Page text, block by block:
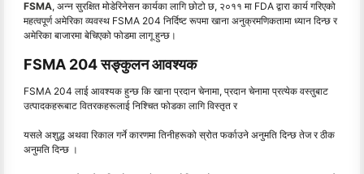
FSMA, अन्न सुरक्षित मोडेरिनेसन कार्यका लागि छोटो छ, २०११ मा FDA द्वारा कार्य गरिएको
महत्वपूर्ण अमेरिका व्यवस्थ FSMA 204 निर्दिष्ट रूपमा खाना अनुक्रमणिकतामा ध्यान दिन्छ र
अमेरिका बाजारमा बेचिएको फोडमा लागू हुन्छ।
FSMA 204 सङ्कुलन आवश्यक
FSMA 204 लाई आवश्यक हुन्छ कि खाना प्रदान चेनामा, प्रदान चेनामा प्रत्येक वस्तुबाट
उत्पादकहरूबाट वितरकहरूलाई निश्चित फोडका लागि विस्तृत र
यसले अशुद्ध अथवा रिकाल गर्ने कारणमा तिनीहरूको स्रोत फर्काउने अनुमति दिन्छ तेज र ठीक
अनुमति दिन्छ ।